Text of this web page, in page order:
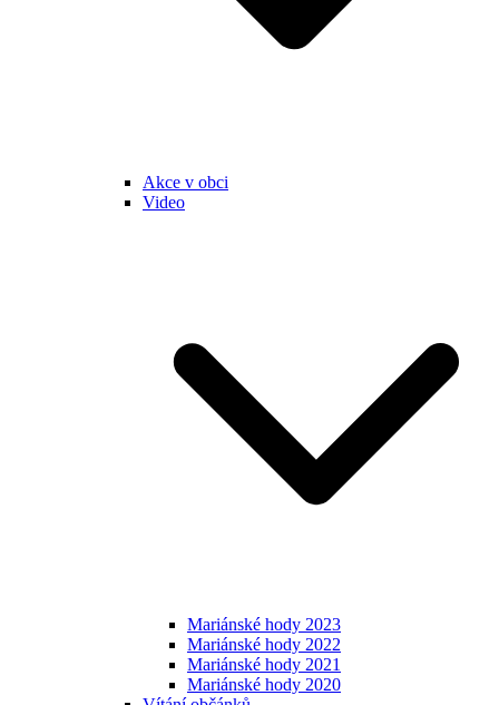
Akce v obci
Video
Mariánské hody 2023
Mariánské hody 2022
Mariánské hody 2021
Mariánské hody 2020